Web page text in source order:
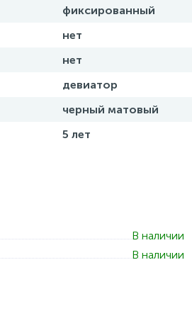
фиксированный
нет
нет
девиатор
черный матовый
5 лет
В наличии
В наличии